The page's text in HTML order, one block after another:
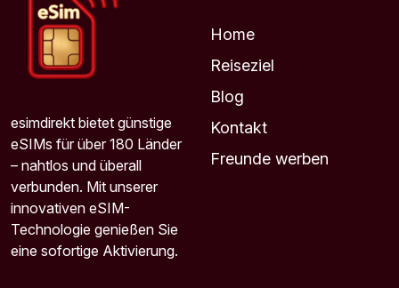
esimdirekt bietet günstige
eSIMs für über 180 Länder
– nahtlos und überall
verbunden. Mit unserer
innovativen eSIM-
Technologie genießen Sie
eine sofortige Aktivierung.
Home
Reiseziel
Blog
Kontakt
Freunde werben